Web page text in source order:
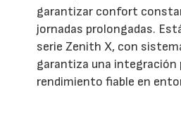
garantizar confort
jornadas prolongadas.
serie Zenith X, con
garantiza una integración
rendimiento fiable en